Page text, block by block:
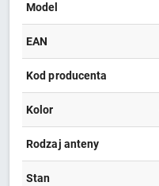
Model
EAN
Kod producenta
Kolor
Rodzaj anteny
Stan